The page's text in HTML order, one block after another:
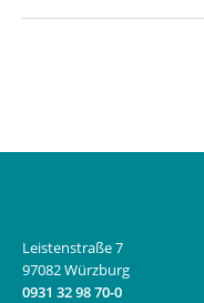
Leistenstraße 7
97082 Würzburg
0931 32 98 70-0